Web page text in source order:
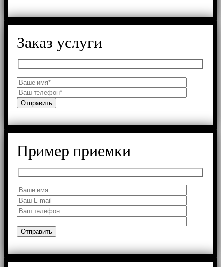
Заказ услуги
Пример приемки